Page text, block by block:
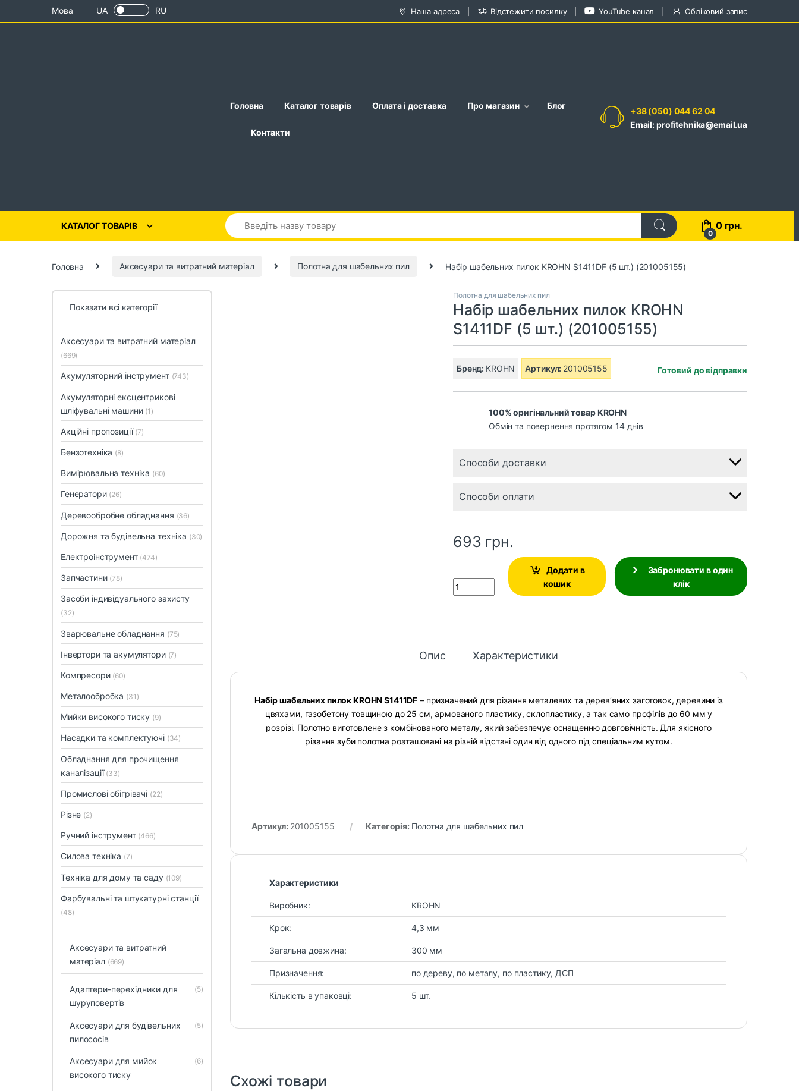
Skip to navigation
Skip to contentМова UA RU Наша адреса Відстежити посилку YouTube канал Обліковий запис
Головна Каталог товарів Оплата і доставка Про магазин Блог
Контакти
+38 (050) 044 62 04
Email: profitehnika@email.ua
КАТАЛОГ ТОВАРІВ
0
0 грн.
Головна Аксесуари та витратний матеріал Полотна для шабельних пил Набір шабельних пилок KROHN S1411DF (5 шт.) (201005155)
Полотна для шабельних пил
Набір шабельних пилок KROHN
S1411DF (5 шт.) (201005155)
Бренд: KROHN Артикул: 201005155 Готовий до відправки
100% оригінальний товар KROHN
Обмін та повернення протягом 14 днів
Способи доставки
Способи оплати
693 грн.
Quantity
Додати в
кошик
Забронювати в один
клік
Опис Характеристики
Набір шабельних пилок KROHN S1411DF – призначений для різання металевих та дерев’яних заготовок, деревини із
цвяхами, газобетону товщиною до 25 см, армованого пластику, склопластику, а так само профілів до 60 мм у
розрізі. Полотно виготовлене з комбінованого металу, який забезпечує оснащенню довговічність. Для якісного
різання зуби полотна розташовані на різній відстані один від одного під спеціальним кутом.
Артикул: 201005155 Категорія: Полотна для шабельних пил
Характеристики
Виробник: KROHN
Крок: 4,3 мм
Загальна довжина: 300 мм
Призначення: по дереву, по металу, по пластику, ДСП
Кількість в упаковці: 5 шт.
Схожі товари
Показати всі категорії
Аксесуари та витратний матеріал
(669)
Акумуляторний інструмент (743)
Акумуляторні ексцентрикові
шліфувальні машини (1)
Акційні пропозиції (7)
Бензотехніка (8)
Вимірювальна техніка (60)
Генератори (26)
Деревообробне обладнання (36)
Дорожня та будівельна техніка (30)
Електроінструмент (474)
Запчастини (78)
Засоби індивідуального захисту
(32)
Зварювальне обладнання (75)
Інвертори та акумулятори (7)
Компресори (60)
Металообробка (31)
Мийки високого тиску (9)
Насадки та комплектуючі (34)
Обладнання для прочищення
каналізації (33)
Промислові обігрівачі (22)
Різне (2)
Ручний інструмент (466)
Силова техніка (7)
Техніка для дому та саду (109)
Фарбувальні та штукатурні станції
(48)
Аксесуари та витратний
матеріал (669)
Адаптери-перехідники для
шуруповертів
(5)
Аксесуари для будівельних
пилососів
(5)
Аксесуари для мийок
високого тиску
(6)